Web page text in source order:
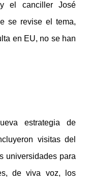
el canciller José
se revise el tema,
en EU, no se han
estrategia de
visitas del
universidades para
de viva voz, los